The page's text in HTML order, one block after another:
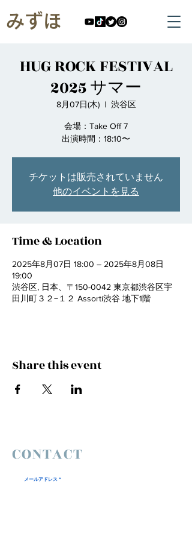
みずほ
HUG ROCK FESTIVAL
2025 サマー
8月07日(木)
  |
渋谷区
会場：Take Off 7
出演時間：18:10〜
チケットは販売されていません
他のイベントを見る
Time & Location
2025年8月07日 18:00 – 2025年8月08日
19:00
渋谷区, 日本、〒150-0042 東京都渋谷区宇
田川町３２−１２ Assorti渋谷 地下1階
Share this event
CONTACT
メールアドレス